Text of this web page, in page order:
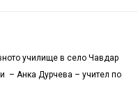
училище в село Чавдар
– Анка Дурчева – учител по